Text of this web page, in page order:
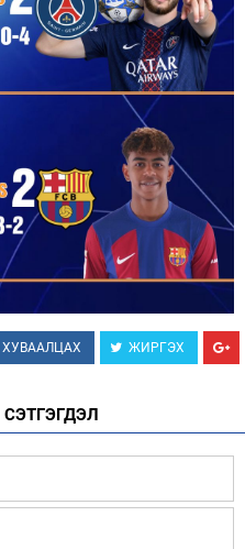
ХУВААЛЦАХ ЖИРГЭХ
СЭТГЭГДЭЛ